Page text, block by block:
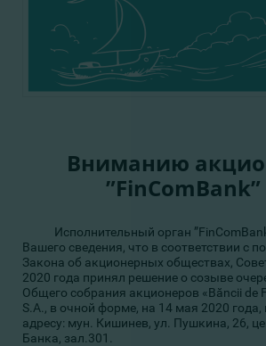
Вниманию
”FinComBank”
Исполнительный орган
Вашего сведения, что в соответствии с
Закона об акционерных обществах,
2020 года принял решение о созыве
Общего собрания акционеров «Băncii de
S.A., в очной форме, на 14 мая 2020 года,
адресу: мун. Кишинев, ул. Пушкина, 26,
Банка, зал.301.